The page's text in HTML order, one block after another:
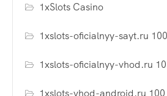
1xSlots Casino
1xslots-oficialnyy-sayt.ru 100
1xslots-oficialnyy-vhod.ru 10
1xslots-vhod-android.ru 100